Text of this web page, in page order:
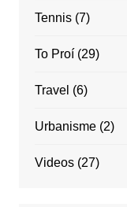
Tennis(7)
To Proí(29)
Travel (6)
Urbanisme(2)
Videos(27)